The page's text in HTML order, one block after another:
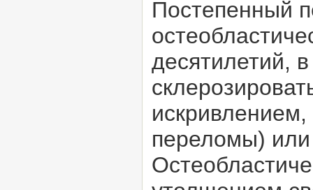
Постепенный
десятилетий,
переломы)